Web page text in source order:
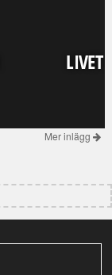
LIVET
Mer inlägg